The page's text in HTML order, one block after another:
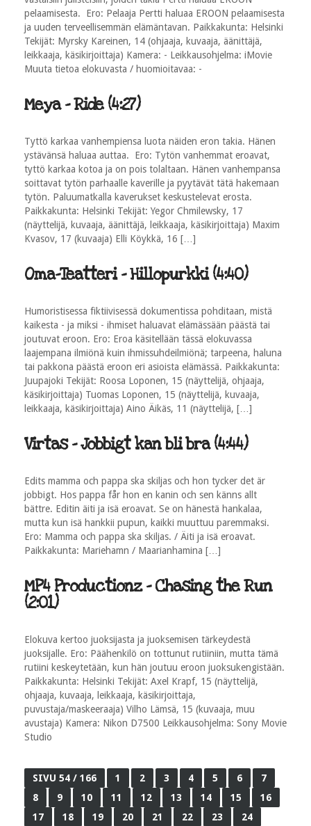
pelaamisesta. Ero: Pelaaja Pertti haluaa EROON pelaamisesta
ja uuden terveellisemmän elämäntavan. Paikkakunta: Helsinki
Tekijät: Myrsky Kareinen, 14 (ohjaaja, kuvaaja, äänittäjä,
leikkaaja, käsikirjoittaja) Kamera: - Leikkausohjelma: iMovie
Muuta tietoa elokuvasta / huomioitavaa: -
Meya - Ride (4:27)
Tyttö karkaa vanhempiensa luota näiden eron takia. Hänen
ystävänsä haluaa auttaa. Ero: Tytön vanhemmat eroavat,
tyttö karkaa kotoa ja on pois tolaltaan. Hänen vanhempansa
soittavat tytön parhaalle kaverille ja pyytävät tätä hakemaan
tytön. Paluumatkalla kaverukset keskustelevat erosta.
Paikkakunta: Helsinki Tekijät: Yegor Chmilewsky, 17
(näyttelijä, kuvaaja, äänittäjä, leikkaaja, käsikirjoittaja) Maxim
Kvasov, 17 (kuvaaja) Elli Köykkä, 16 […]
Oma-Teatteri - Hillopurkki (4:40)
Humoristisessa fiktiivisessä dokumentissa pohditaan, mistä
kaikesta - ja miksi - ihmiset haluavat elämässään päästä tai
joutuvat eroon. Ero: Eroa käsitellään tässä elokuvassa
laajempana ilmiönä kuin ihmissuhdeilmiönä; tarpeena, haluna
tai pakkona päästä eroon eri asioista elämässä. Paikkakunta:
Juupajoki Tekijät: Roosa Loponen, 15 (näyttelijä, ohjaaja,
käsikirjoittaja) Tuomas Loponen, 15 (näyttelijä, kuvaaja,
leikkaaja, käsikirjoittaja) Aino Äikäs, 11 (näyttelijä, […]
Virtas - Jobbigt kan bli bra (4:44)
Edits mamma och pappa ska skiljas och hon tycker det är
jobbigt. Hos pappa får hon en kanin och sen känns allt
bättre. Editin äiti ja isä eroavat. Se on hänestä hankalaa,
mutta kun isä hankkii pupun, kaikki muuttuu paremmaksi.
Ero: Mamma och pappa ska skiljas. / Äiti ja isä eroavat.
Paikkakunta: Mariehamn / Maarianhamina […]
MP4 Productionz - Chasing the Run
(2:01)
Elokuva kertoo juoksijasta ja juoksemisen tärkeydestä
juoksijalle. Ero: Päähenkilö on tottunut rutiiniin, mutta tämä
rutiini keskeytetään, kun hän joutuu eroon juoksukengistään.
Paikkakunta: Helsinki Tekijät: Axel Krapf, 15 (näyttelijä,
ohjaaja, kuvaaja, leikkaaja, käsikirjoittaja,
puvustaja/maskeeraaja) Vilho Lämsä, 15 (kuvaaja, muu
avustaja) Kamera: Nikon D7500 Leikkausohjelma: Sony Movie
Studio
SIVU 54 / 166 1 2 3 4 5 6
7
8
9 10 11 12 13 14 15
16
17
18 19 20 21 22 23
24